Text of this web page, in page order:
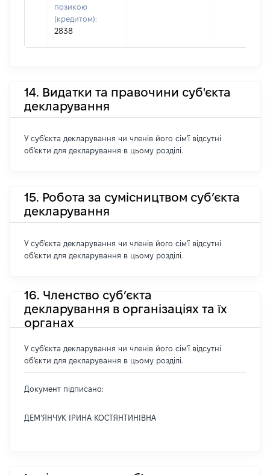
позикою
(кредитом):
2838
14. Видатки та правочини суб'єкта
декларування
У суб'єкта декларування чи членів його сім'ї відсутні
об'єкти для декларування в цьому розділі.
15. Робота за сумісництвом суб’єкта
декларування
У суб'єкта декларування чи членів його сім'ї відсутні
об'єкти для декларування в цьому розділі.
16. Членство суб’єкта
декларування в організаціях та їх
органах
У суб'єкта декларування чи членів його сім'ї відсутні
об'єкти для декларування в цьому розділі.
Документ підписано:
ДЕМ’ЯНЧУК ІРИНА КОСТЯНТИНІВНА